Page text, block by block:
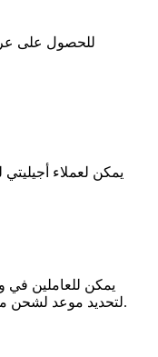
للحصول على
يمكن لعملاء
يمكن للعاملين في
GRMS لتحديد موعد لشحن مقتنياتهم المنزلية إلى مواقع جديدة.